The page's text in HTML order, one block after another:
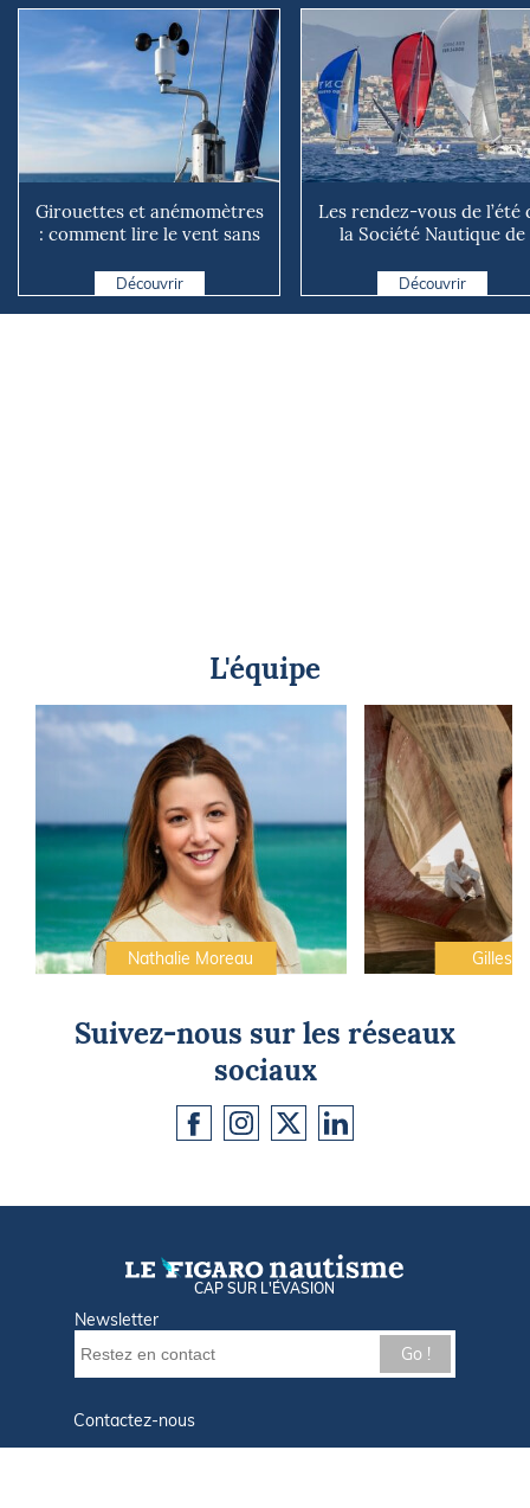
Girouettes et anémomètres
: comment lire le vent sans
Découvrir
Les rendez-vous de l’été
la Société Nautique de
Découvrir
L'équipe
Nathalie Moreau Gilles
Suivez-nous sur les réseaux
sociaux
CAP SUR L'ÉVASION
Newsletter
Go !
Contactez-nous